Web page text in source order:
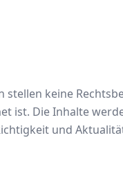
keine
ist. Die Inhalte
und